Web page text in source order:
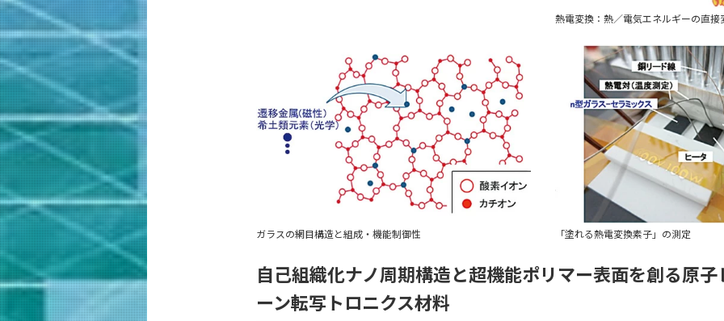
熱電変換：熱／電気エネルギーの直接
ガラスの網目構造と組成・機能制御性 「塗れる熱電変換素子」の測定
自己組織化ナノ周期構造と超機能ポリマー表面を創る原
ーン転写トロニクス材料